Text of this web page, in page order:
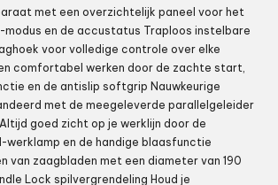
met een overzichtelijk paneel voor het
modus en de accustatus Traploos instelbare
voor volledige controle over elke
comfortabel werken door de zachte start,
en de antislip softgrip Nauwkeurige
met de meegeleverde parallelgeleider
goed zicht op je werklijn door de
en de handige blaasfunctie
van zaagbladen met een diameter van 190
Lock spilvergrendeling Houd je